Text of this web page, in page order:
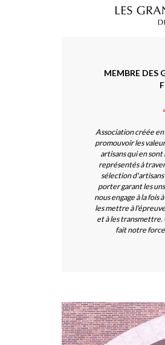
MEMBRE DES
Association créée
promouvoir les
artisans qui en
représentés à
sélection d'artisans
porter garant les
nous engage à la fois
les mettre à
et à les
fait notre